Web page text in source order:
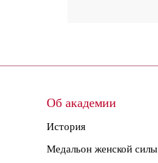
Об академии
История
Медальон женской силы